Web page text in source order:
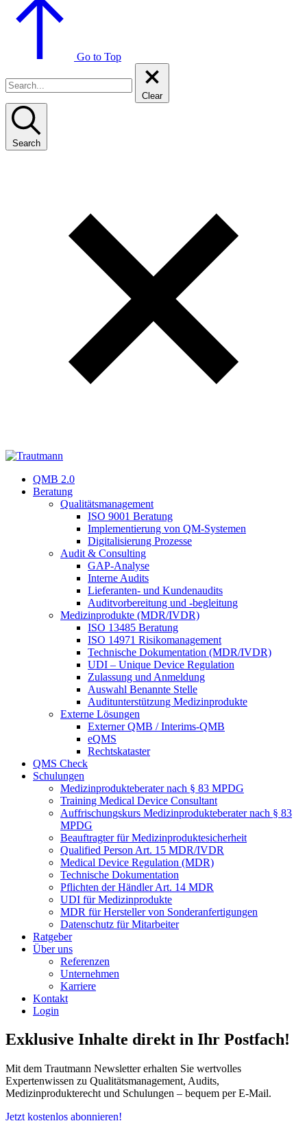
Go to Top
Clear
Search
QMB 2.0
Beratung
Qualitätsmanagement
ISO 9001 Beratung
Implementierung von QM-Systemen
Digitalisierung Prozesse
Audit & Consulting
GAP-Analyse
Interne Audits
Lieferanten- und Kundenaudits
Auditvorbereitung und -begleitung
Medizinprodukte (MDR/IVDR)
ISO 13485 Beratung
ISO 14971 Risikomanagement
Technische Dokumentation (MDR/IVDR)
UDI – Unique Device Regulation
Zulassung und Anmeldung
Auswahl Benannte Stelle
Auditunterstützung Medizinprodukte
Externe Lösungen
Externer QMB / Interims-QMB
eQMS
Rechtskataster
QMS Check
Schulungen
Medizinprodukteberater nach § 83 MPDG
Training Medical Device Consultant
Auffrischungskurs Medizinprodukteberater nach § 83
MPDG
Beauftragter für Medizinproduktesicherheit
Qualified Person Art. 15 MDR/IVDR
Medical Device Regulation (MDR)
Technische Dokumentation
Pflichten der Händler Art. 14 MDR
UDI für Medizinprodukte
MDR für Hersteller von Sonderanfertigungen
Datenschutz für Mitarbeiter
Ratgeber
Über uns
Referenzen
Unternehmen
Karriere
Kontakt
Login
Exklusive Inhalte direkt in Ihr Postfach!
Mit dem Trautmann Newsletter erhalten Sie wertvolles
Expertenwissen zu Qualitätsmanagement, Audits,
Medizinprodukterecht und Schulungen – bequem per E-Mail.
Jetzt kostenlos abonnieren!